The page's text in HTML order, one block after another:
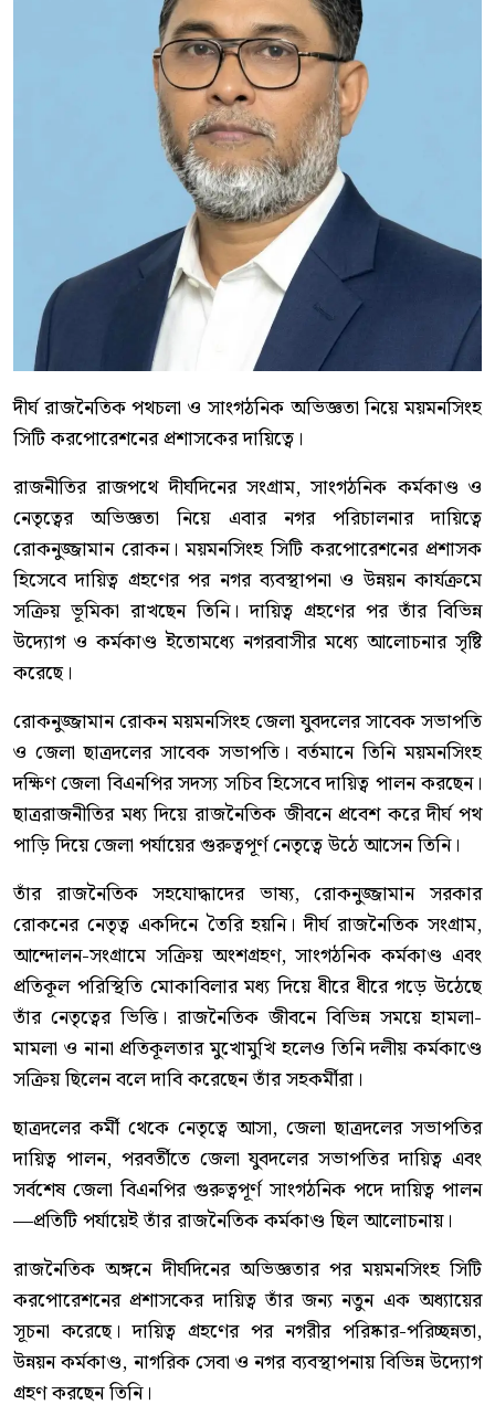
দীর্ঘ রাজনৈতিক পথচলা ও সাংগঠনিক অভিজ্ঞতা নিয়ে ময়মনসিংহ
সিটি করপোরেশনের প্রশাসকের দায়িত্বে।
রাজনীতির রাজপথে দীর্ঘদিনের সংগ্রাম, সাংগঠনিক কর্মকাণ্ড ও
নেতৃত্বের অভিজ্ঞতা নিয়ে এবার নগর পরিচালনার দায়িত্বে
রোকনুজ্জামান রোকন। ময়মনসিংহ সিটি করপোরেশনের প্রশাসক
হিসেবে দায়িত্ব গ্রহণের পর নগর ব্যবস্থাপনা ও উন্নয়ন কার্যক্রমে
সক্রিয় ভূমিকা রাখছেন তিনি। দায়িত্ব গ্রহণের পর তাঁর বিভিন্ন
উদ্যোগ ও কর্মকাণ্ড ইতোমধ্যে নগরবাসীর মধ্যে আলোচনার সৃষ্টি
করেছে।
রোকনুজ্জামান রোকন ময়মনসিংহ জেলা যুবদলের সাবেক সভাপতি
ও জেলা ছাত্রদলের সাবেক সভাপতি। বর্তমানে তিনি ময়মনসিংহ
দক্ষিণ জেলা বিএনপির সদস্য সচিব হিসেবে দায়িত্ব পালন করছেন।
ছাত্ররাজনীতির মধ্য দিয়ে রাজনৈতিক জীবনে প্রবেশ করে দীর্ঘ পথ
পাড়ি দিয়ে জেলা পর্যায়ের গুরুত্বপূর্ণ নেতৃত্বে উঠে আসেন তিনি।
তাঁর রাজনৈতিক সহযোদ্ধাদের ভাষ্য, রোকনুজ্জামান সরকার
রোকনের নেতৃত্ব একদিনে তৈরি হয়নি। দীর্ঘ রাজনৈতিক সংগ্রাম,
আন্দোলন-সংগ্রামে সক্রিয় অংশগ্রহণ, সাংগঠনিক কর্মকাণ্ড এবং
প্রতিকূল পরিস্থিতি মোকাবিলার মধ্য দিয়ে ধীরে ধীরে গড়ে উঠেছে
তাঁর নেতৃত্বের ভিত্তি। রাজনৈতিক জীবনে বিভিন্ন সময়ে হামলা-
মামলা ও নানা প্রতিকূলতার মুখোমুখি হলেও তিনি দলীয় কর্মকাণ্ডে
সক্রিয় ছিলেন বলে দাবি করেছেন তাঁর সহকর্মীরা।
ছাত্রদলের কর্মী থেকে নেতৃত্বে আসা, জেলা ছাত্রদলের সভাপতির
দায়িত্ব পালন, পরবর্তীতে জেলা যুবদলের সভাপতির দায়িত্ব এবং
সর্বশেষ জেলা বিএনপির গুরুত্বপূর্ণ সাংগঠনিক পদে দায়িত্ব পালন
—প্রতিটি পর্যায়েই তাঁর রাজনৈতিক কর্মকাণ্ড ছিল আলোচনায়।
রাজনৈতিক অঙ্গনে দীর্ঘদিনের অভিজ্ঞতার পর ময়মনসিংহ সিটি
করপোরেশনের প্রশাসকের দায়িত্ব তাঁর জন্য নতুন এক অধ্যায়ের
সূচনা করেছে। দায়িত্ব গ্রহণের পর নগরীর পরিষ্কার-পরিচ্ছন্নতা,
উন্নয়ন কর্মকাণ্ড, নাগরিক সেবা ও নগর ব্যবস্থাপনায় বিভিন্ন উদ্যোগ
গ্রহণ করছেন তিনি।